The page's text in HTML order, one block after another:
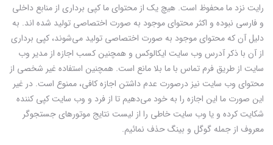
رایت نزد ما محفوظ است. هیچ یک از محتوای ما کپی برداری از منابع داخلی
و فارسی نبوده و اکثر محتوای موجود به صورت اختصاصی تولید شده اند. به
دلیل آن که محتوای موجود به صورت اختصاصی تولید می‌شوند، کپی برداری
از آن با ذکر آدرس وب سایت ایکالوکس و همچنین کسب اجازه از مدیر وب
سایت از طریق فرم تماس با ما بلا مانع است. همچنین استفاده غیر شخصی از
محتوای وب سایت نیز درصورت عدم داشتن اجازه کافی، ممنوع است. در غیر
این صورت ما این اجازه را به خود می‌دهیم تا از فرد و وب سایت کپی کننده
شکایت کرده و یا وب سایت خاطی را از لیست نتایج موتورهای جستجوگر
معروف از جمله گوگل و بینگ حذف نمائیم.